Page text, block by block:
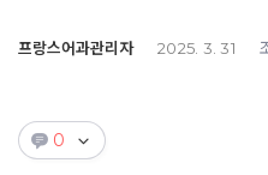
프랑스어과관리자 2025. 3. 31
0